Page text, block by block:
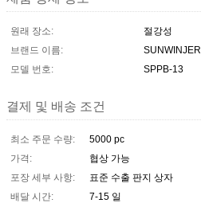
원래 장소:
절강성
브랜드 이름:
SUNWINJER
모델 번호:
SPPB-13
결제 및 배송 조건
최소 주문 수량:
5000 pc
가격:
협상 가능
포장 세부 사항:
표준 수출 판지 상자
배달 시간:
7-15 일